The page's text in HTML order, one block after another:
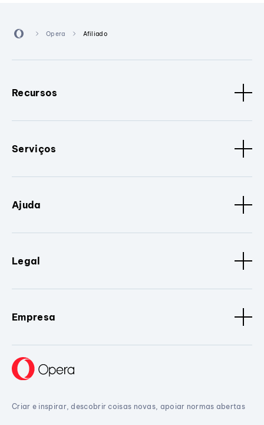
Opera Afiliado
Recursos
Serviços
Ajuda
Legal
Empresa
Criar e inspirar, descobrir coisas novas, apoiar normas abertas